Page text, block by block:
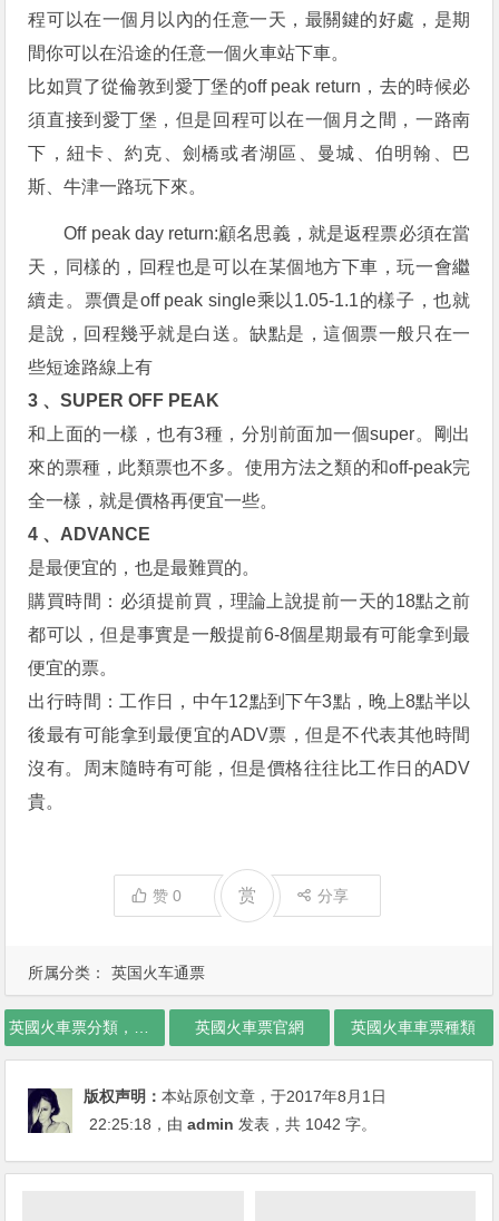
所属分类： 英国火车通票
程可以在一個月以內的任意一天，最關鍵的好處，是期
間你可以在沿途的任意一個火車站下車。
比如買了從倫敦到愛丁堡的off peak return，去的時候必
須直接到愛丁堡，但是回程可以在一個月之間，一路南
下，紐卡、約克、劍橋或者湖區、曼城、伯明翰、巴
斯、牛津一路玩下來。
Off peak day return:顧名思義，就是返程票必須在當
天，同樣的，回程也是可以在某個地方下車，玩一會繼
續走。票價是off peak single乘以1.05-1.1的樣子，也就
是說，回程幾乎就是白送。缺點是，這個票一般只在一
些短途路線上有
3 、SUPER OFF PEAK
和上面的一樣，也有3種，分別前面加一個super。剛出
來的票種，此類票也不多。使用方法之類的和off-peak完
全一樣，就是價格再便宜一些。
4 、ADVANCE
是最便宜的，也是最難買的。
購買時間：必須提前買，理論上說提前一天的18點之前
都可以，但是事實是一般提前6-8個星期最有可能拿到最
便宜的票。
出行時間：工作日，中午12點到下午3點，晚上8點半以
後最有可能拿到最便宜的ADV票，但是不代表其他時間
沒有。周末隨時有可能，但是價格往往比工作日的ADV
貴。
赞0 赏 分享
英國火車票官網 英國火車車票種類
版权声明：本站原创文章，于2017年8月1日
22:25:18 ，由admin 发表，共 1042 字。